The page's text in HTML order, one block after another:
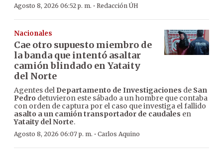
Agosto 8, 2026 06:52 p. m. · Redacción ÚH
Nacionales
Cae otro supuesto miembro de
la banda que intentó asaltar
camión blindado en Yataity
del Norte
Agentes del Departamento de Investigaciones de San
Pedro detuvieron este sábado a un hombre que contaba
con orden de captura por el caso que investiga el fallido
asalto a un camión transportador de caudales en
Yataity del Norte.
Agosto 8, 2026 06:07 p. m. · Carlos Aquino